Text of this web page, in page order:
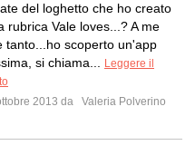
del loghetto che ho creato
rubrica Vale loves...? A me
tanto...ho scoperto un'app
si chiama...
Leggere il
2013 da
Valeria Polverino